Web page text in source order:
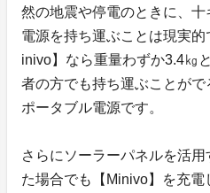
然の地震や停電のときに、
電源を持ち運ぶことは現実
inivo】なら重量わずか3.4㎏
者の方でも持ち運ぶことが
ポータブル電源です。
さらにソーラーパネルを活
た場合でも【Minivo】を充